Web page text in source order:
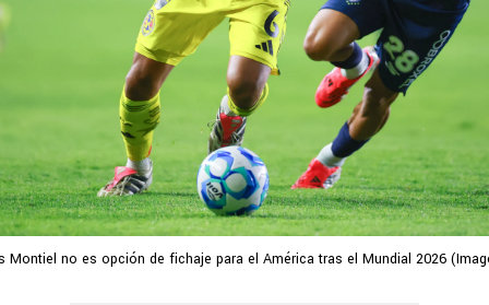
Montiel no es opción de fichaje para el América tras el Mundial 2026